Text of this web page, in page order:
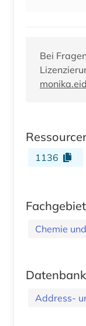
Bei
1136
Chemie
Address-